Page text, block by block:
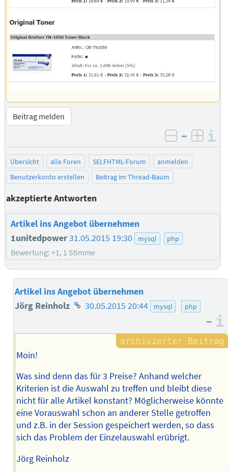
Beitrag melden
negativ
–
Übersicht alle Foren SELFHTML-Forum
anmelden
Benutzerkonto erstellen
Beitrag im Thread-Baum
akzeptierte Antworten
Artikel ins Angebot übernehmen
1unitedpower31.05.2015 19:30 mysql php
Bewertung: +1, 1 Stimme
Artikel ins Angebot übernehmen
Jörg Reinholz Homepage
Autors
30.05.2015 20:44 mysql php
–
Moin!
Was sind denn das für 3 Preise? Anhand welcher
Kriterien ist die Auswahl zu treffen und bleibt diese
nicht für alle Artikel konstant? Möglicherweise könnte
eine Vorauswahl schon an anderer Stelle getroffen
und z.B. in der Session gespeichert werden, so dass
sich das Problem der Einzelauswahl erübrigt.
Jörg Reinholz